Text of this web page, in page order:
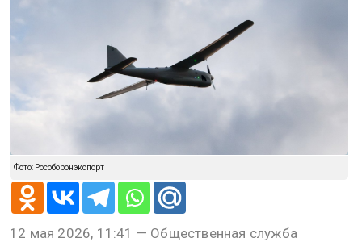
Фото: Рособоронэкспорт
12 мая 2026, 11:41 — Общественная служба